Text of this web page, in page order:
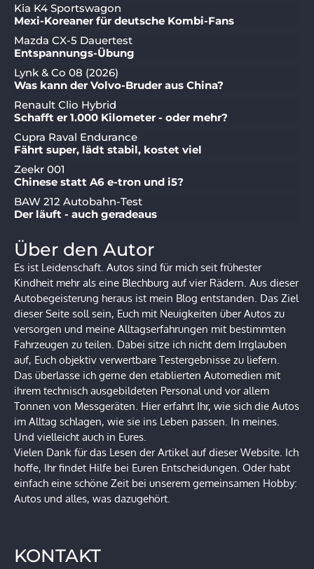
Kia K4 Sportswagon
Mexi-Koreaner für deutsche Kombi-Fans
Mazda CX-5 Dauertest
Entspannungs-Übung
Lynk & Co 08 (2026)
Was kann der Volvo-Bruder aus China?
Renault Clio Hybrid
Schafft er 1.000 Kilometer - oder mehr?
Cupra Raval Endurance
Fährt super, lädt stabil, kostet viel
Zeekr 001
Chinese statt A6 e-tron und i5?
BAW 212 Autobahn-Test
Der läuft - auch geradeaus
Über den Autor
Es ist Leidenschaft. Autos sind für mich seit frühester
Kindheit mehr als eine Blechburg auf vier Rädern. Aus dieser
Autobegeisterung heraus ist mein Blog entstanden. Das Ziel
dieser Seite soll sein, Euch mit Neuigkeiten über Autos zu
versorgen und meine Alltagserfahrungen mit bestimmten
Fahrzeugen zu teilen. Dabei sitze ich nicht dem Irrglauben
auf, Euch objektiv verwertbare Testergebnisse zu liefern.
Das überlasse ich gerne den etablierten Automedien mit
ihrem technisch ausgebildeten Personal und vor allem
Tonnen von Messgeräten. Hier erfahrt Ihr, wie sich die Autos
im Alltag schlagen, wie sie ins Leben passen. In meines.
Und vielleicht auch in Eures.
Vielen Dank für das Lesen der Artikel auf dieser Website. Ich
hoffe, Ihr findet Hilfe bei Euren Entscheidungen. Oder habt
einfach eine schöne Zeit bei unserem gemeinsamen Hobby:
Autos und alles, was dazugehört.
KONTAKT